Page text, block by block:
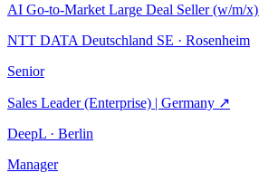
AI Go-to-Market Large Deal Seller (w/m/x)
NTT DATA Deutschland SE · Rosenheim
Senior
Sales Leader (Enterprise) | Germany ↗
DeepL · Berlin
Manager